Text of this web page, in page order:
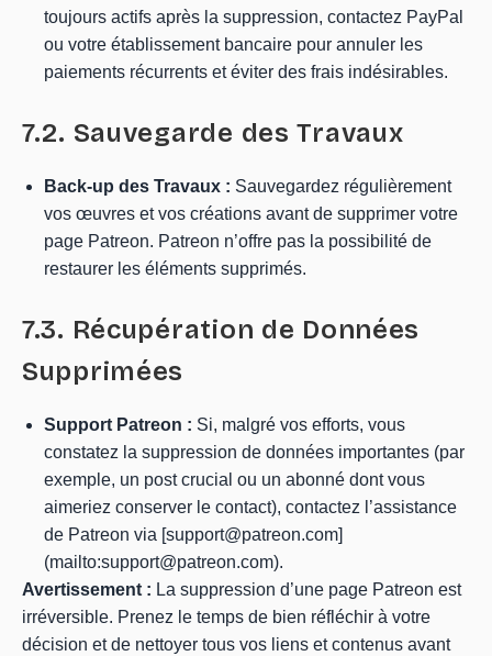
toujours actifs après la suppression, contactez PayPal
ou votre établissement bancaire pour annuler les
paiements récurrents et éviter des frais indésirables.
7.2. Sauvegarde des Travaux
Back-up des Travaux : Sauvegardez régulièrement
vos œuvres et vos créations avant de supprimer votre
page Patreon. Patreon n’offre pas la possibilité de
restaurer les éléments supprimés.
7.3. Récupération de Données
Supprimées
Support Patreon : Si, malgré vos efforts, vous
constatez la suppression de données importantes (par
exemple, un post crucial ou un abonné dont vous
aimeriez conserver le contact), contactez l’assistance
de Patreon via [support@patreon.com]
(mailto:support@patreon.com).
Avertissement : La suppression d’une page Patreon est
irréversible. Prenez le temps de bien réfléchir à votre
décision et de nettoyer tous vos liens et contenus avant